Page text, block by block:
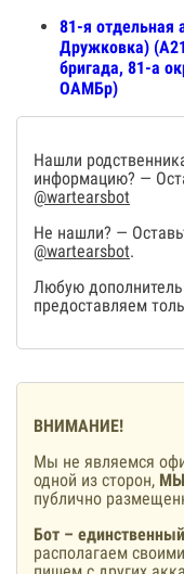
81-я отдельная
Дружковка)
бригада, 81-а
ОАМБр)
Нашли
информацию? —
@wartearsbot
Не нашли? —
@wartearsbot.
Любую
предоставляем
ВНИМАНИЕ!
Мы не являемся
одной из сторон,
публично
Бот –
располагаем